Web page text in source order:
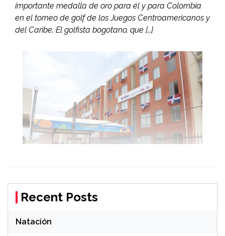
importante medalla de oro para él y para Colombia
en el torneo de golf de los Juegos Centroamericanos y
del Caribe. El golfista bogotano, que […]
Recent Posts
Natación